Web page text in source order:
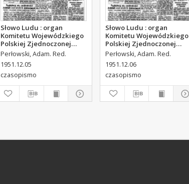
Słowo Ludu : organ
Komitetu Wojewódzkiego
Polskiej Zjednoczonej
Partii Robotniczej, 1951,
R.3, nr 314
Perłowski, Adam. Red.
1951.12.05
czasopismo
Słowo Ludu : organ
Komitetu Wojewódzkiego
Polskiej Zjednoczonej
Partii Robotniczej, 1951,
R.3, nr 315
Perłowski, Adam. Red.
1951.12.06
czasopismo